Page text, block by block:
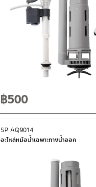
฿500
อะไหล่หม้อน้ำเฉพาะทางน้ำออก
SP AQ9014